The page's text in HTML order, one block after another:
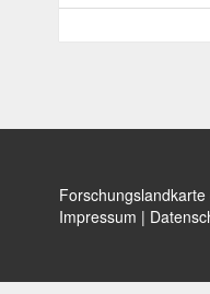
Impressum |